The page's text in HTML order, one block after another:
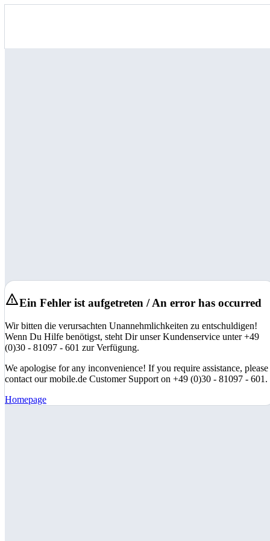
Ein Fehler ist aufgetreten / An error has occurred
Wir bitten die verursachten Unannehmlichkeiten zu entschuldigen!
Wenn Du Hilfe benötigst, steht Dir unser Kundenservice unter +49
(0)30 - 81097 - 601 zur Verfügung.
We apologise for any inconvenience! If you require assistance, please
contact our mobile.de Customer Support on +49 (0)30 - 81097 - 601.
Homepage